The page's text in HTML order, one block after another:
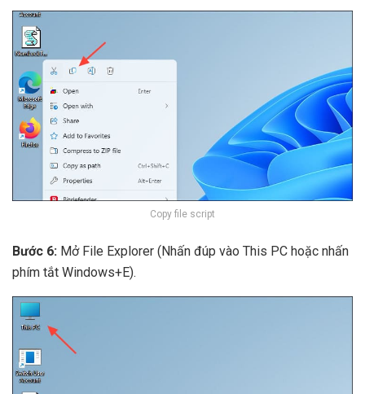
Copy file script
Bước 6: Mở File Explorer (Nhấn đúp vào This PC hoặc nhấn
phím tắt Windows+E).